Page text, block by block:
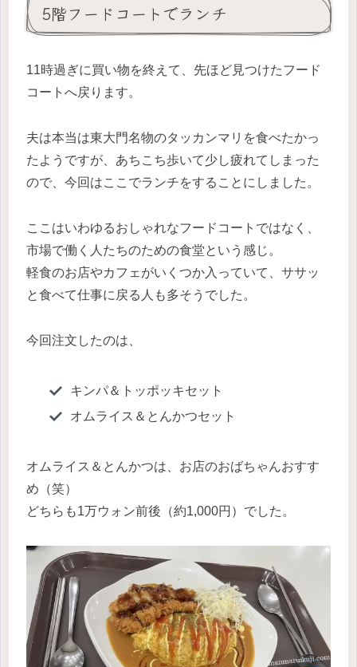
5階フードコートでランチ
11時過ぎに買い物を終えて、先ほど見つけたフード
コートへ戻ります。
夫は本当は東大門名物のタッカンマリを食べたかっ
たようですが、あちこち歩いて少し疲れてしまった
ので、今回はここでランチをすることにしました。
ここはいわゆるおしゃれなフードコートではなく、
市場で働く人たちのための食堂という感じ。
軽食のお店やカフェがいくつか入っていて、ササッ
と食べて仕事に戻る人も多そうでした。
今回注文したのは、
キンパ＆トッポッキセット
オムライス＆とんかつセット
オムライス＆とんかつは、お店のおばちゃんおすす
め（笑）
どちらも1万ウォン前後（約1,000円）でした。